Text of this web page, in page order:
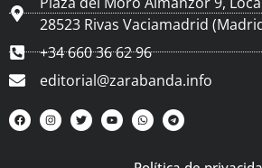
28523 Rivas Vaciamadrid
+34 660 36 62 96
editorial@zarabanda.info